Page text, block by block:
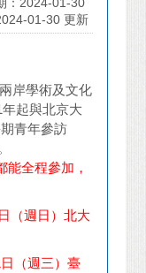
01-30 更新
岸學術及文化
起與北京大
青年參訪
能全程參加，
（週日）北大
（週三）臺